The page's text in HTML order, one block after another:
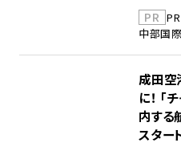
PR PR
中部国
成田空
に！ 「
内する
スター